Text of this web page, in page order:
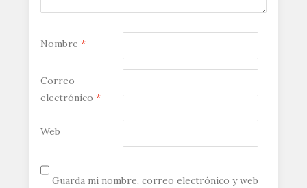
Nombre *
Correo
electrónico *
Web
Guarda mi nombre, correo electrónico y web